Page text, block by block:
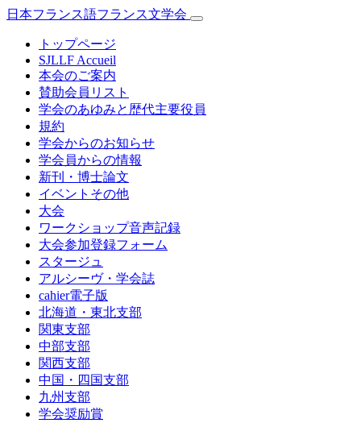
日本フランス語フランス文学会
トップページ
SJLLF Accueil
本会のご案内
賛助会員リスト
学会のあゆみと歴代主要役員
規約
学会からのお知らせ
学会員からの情報
新刊・博士論文
イベントその他
大会
ワークショップ音声記録
大会参加登録フォーム
スタージュ
アルシーヴ・学会誌
cahier電子版
北海道・東北支部
関東支部
中部支部
関西支部
中国・四国支部
九州支部
学会奨励賞